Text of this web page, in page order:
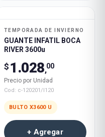
TEMPORADA DE INVIERNO
GUANTE INFATIL BOCA
RIVER 3600u
$ 1.028,00
Precio por Unidad
Cod: c-120201/I120
BULTO X3600 U
+ Agregar